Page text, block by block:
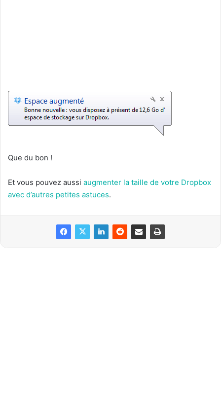
Que du bon !
Et vous pouvez aussi augmenter la taille de votre Dropbox
avec d’autres petites astuces.